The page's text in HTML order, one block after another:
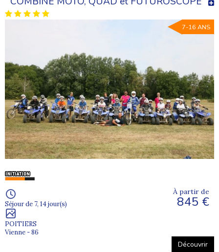
7-16 ANS
Séjour de 7, 14 jour(s)
POITIERS
Vienne - 86
À partir de
845 €
Découvrir